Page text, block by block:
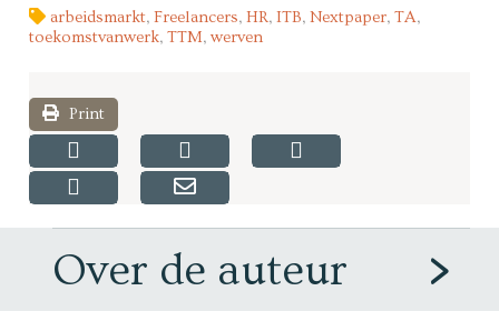
arbeidsmarkt,Freelancers,HR,ITB,Nextpaper,TA,
toekomstvanwerk,TTM,werven
Print
Over de auteur